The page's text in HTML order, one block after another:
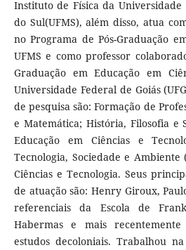
Instituto de Física da Universidade
do Sul(UFMS), além disso, atua
no Programa de Pós-Graduação
UFMS e como professor
Graduação em Educação em
Universidade Federal de Goiás
de pesquisa são: Formação de
e Matemática; História, Filosofia e
Educação em Ciências e
Tecnologia, Sociedade e Ambiente
Ciências e Tecnologia. Seus
de atuação são: Henry Giroux,
referenciais da Escola de
Habermas e mais
estudos decoloniais. Trabalhou